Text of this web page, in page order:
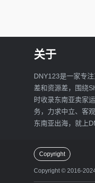
关于
DNY123是一家专
差和资源差，围绕
时收录东南亚卖家
务，力求中立、客观
东南亚出海，就上
Copyright
Copyright © 2016-